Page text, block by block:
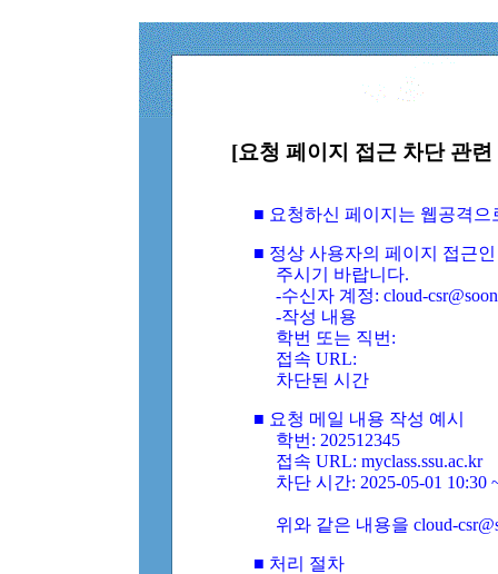
[요청 페이지 접근 차단 관
■ 요청하신 페이지는 웹공격
■ 정상 사용자의 페이지 접근
주시기 바랍니다.
-수신자 계정: cloud-
-작성 내용
학번 또는 직번:
접속 URL:
차단된 시간
■ 요청 메일 내용 작성 예시
학번: 202512345
접속 URL: myclass.ssu.ac.kr
차단 시간: 2025-05-01 10:30
위와 같은 내용을 cloud-
■ 처리 절차